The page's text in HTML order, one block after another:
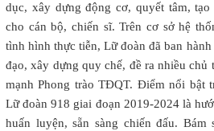
dục, xây dựng động cơ, quyết tâm,
cho cán bộ, chiến sĩ. Trên cơ sở hệ
tình hình thực tiễn, Lữ đoàn đã ban
đạo, xây dựng quy chế, đề ra nhiều chủ
mạnh Phong trào TĐQT. Điểm nổi bật
Lữ đoàn 918 giai đoạn 2019-2024 là
huấn luyện, sẵn sàng chiến đấu. Bám